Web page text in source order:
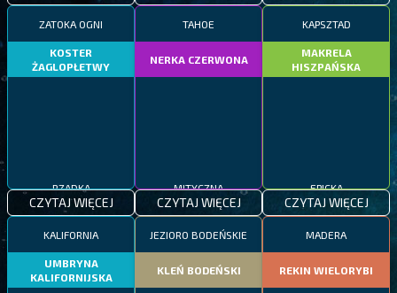
ZATOKA OGNI
KOSTER
ŻAGLOPŁETWY
RZADKA
CZYTAJ WIĘCEJ
TAHOE
NERKA CZERWONA
MITYCZNA
CZYTAJ WIĘCEJ
KAPSZTAD
MAKRELA
HISZPAŃSKA
EPICKA
CZYTAJ WIĘCEJ
KALIFORNIA
UMBRYNA
KALIFORNIJSKA
JEZIORO BODEŃSKIE
KLEŃ BODEŃSKI
MADERA
REKIN WIELORYBI